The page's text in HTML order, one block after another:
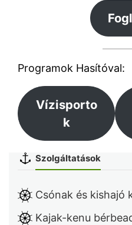
Programok Hasítóval:
Vízisporto
k
Szolgáltatások
Csónak és kishajó
Kajak-kenu